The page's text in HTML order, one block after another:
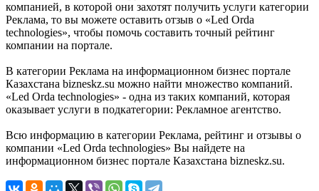
компанией, в которой они захотят получить услуги категории
Реклама, то вы можете оставить отзыв о «Led Orda
technologies», чтобы помочь составить точный рейтинг
компании на портале.
В категории Реклама на информационном бизнес портале
Казахстана bizneskz.su можно найти множество компаний.
«Led Orda technologies» - одна из таких компаний, которая
оказывает услуги в подкатегории: Рекламное агентство.
Всю информацию в категории Реклама, рейтинг и отзывы о
компании «Led Orda technologies» Вы найдете на
информационном бизнес портале Казахстана bizneskz.su.